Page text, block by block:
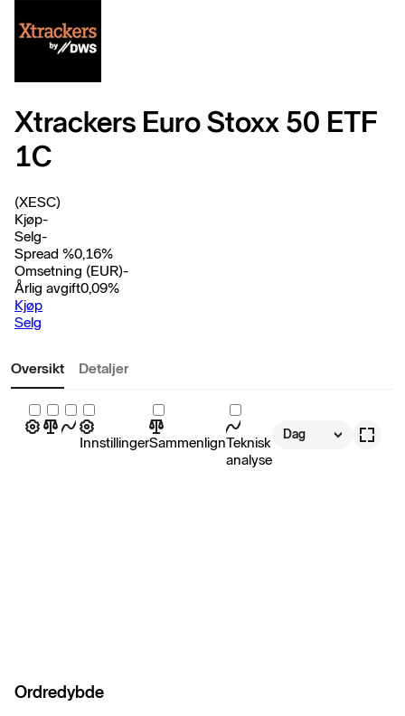
Xtrackers Euro Stoxx 50 ETF
1C
(XESC)
Kjøp-
Selg-
Spread %0,16%
Omsetning (EUR)-
Årlig avgift0,09%
Kjøp
Selg
Oversikt Detaljer
InnstillingerSammenlignTeknisk
analyse
Dag
Ordredybde